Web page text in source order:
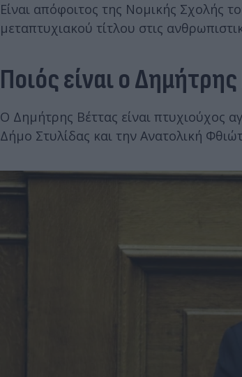
Είναι απόφοιτος της Νομικής Σχολής
μεταπτυχιακού τίτλου στις
Ποιός είναι ο
Ο Δημήτρης Βέττας είναι πτυχιούχος
Δήμο Στυλίδας και την Ανατολική